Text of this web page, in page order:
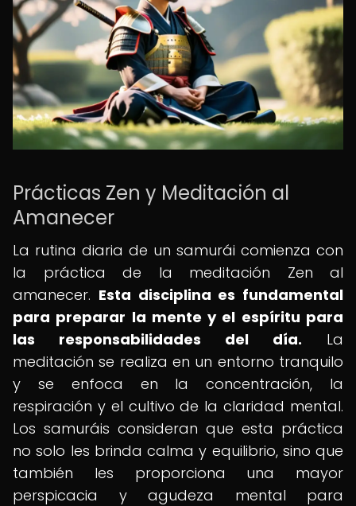
Prácticas Zen y Meditación al
Amanecer
La rutina diaria de un samurái comienza con
la práctica de la meditación Zen al
amanecer. Esta disciplina es fundamental
para preparar la mente y el espíritu para
las responsabilidades del día. La
meditación se realiza en un entorno tranquilo
y se enfoca en la concentración, la
respiración y el cultivo de la claridad mental.
Los samuráis consideran que esta práctica
no solo les brinda calma y equilibrio, sino que
también les proporciona una mayor
perspicacia y agudeza mental para